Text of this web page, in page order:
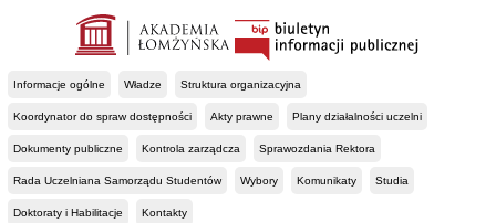
Informacje ogólne Władze Struktura organizacyjna
Koordynator do spraw dostępności Akty prawne Plany działalności uczelni
Dokumenty publiczne Kontrola zarządcza Sprawozdania Rektora
Rada Uczelniana Samorządu Studentów Wybory Komunikaty Studia
Doktoraty i Habilitacje Kontakty